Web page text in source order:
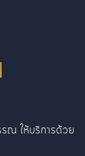
รณ ให้บริการด้วย